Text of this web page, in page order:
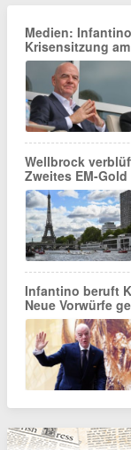
Medien:
Krisensitzung
Wellbrock
Zweites EM-
Infantino beruft
Neue Vorwürfe